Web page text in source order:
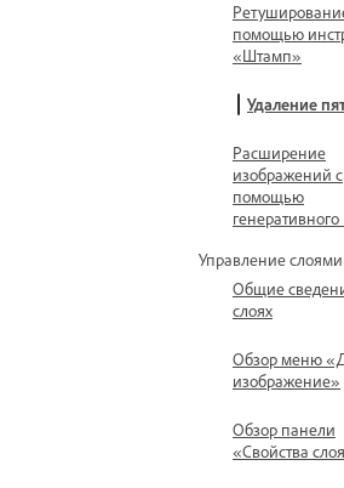
помощью
«Штамп»
Удаление
Расширение
изображений с
помощью
Управление слоями
Общие
слоях
Обзор меню
изображение»
Обзор панели
«Свойства